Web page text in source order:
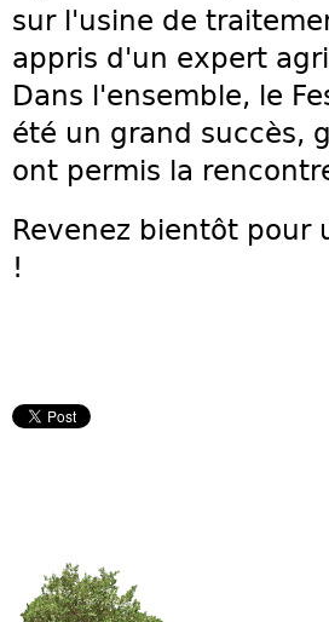
sur l'usine de
appris d'un expert
Dans l'ensemble, le
été un grand succès,
ont permis la
Revenez bientôt pour
!